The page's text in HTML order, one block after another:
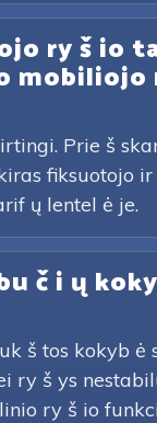
ry š io
mobiliojo
Prie š
fiksuotojo
ų lentel ė je.
č i ų
š tos kokyb ė
ry š ys
ry š io